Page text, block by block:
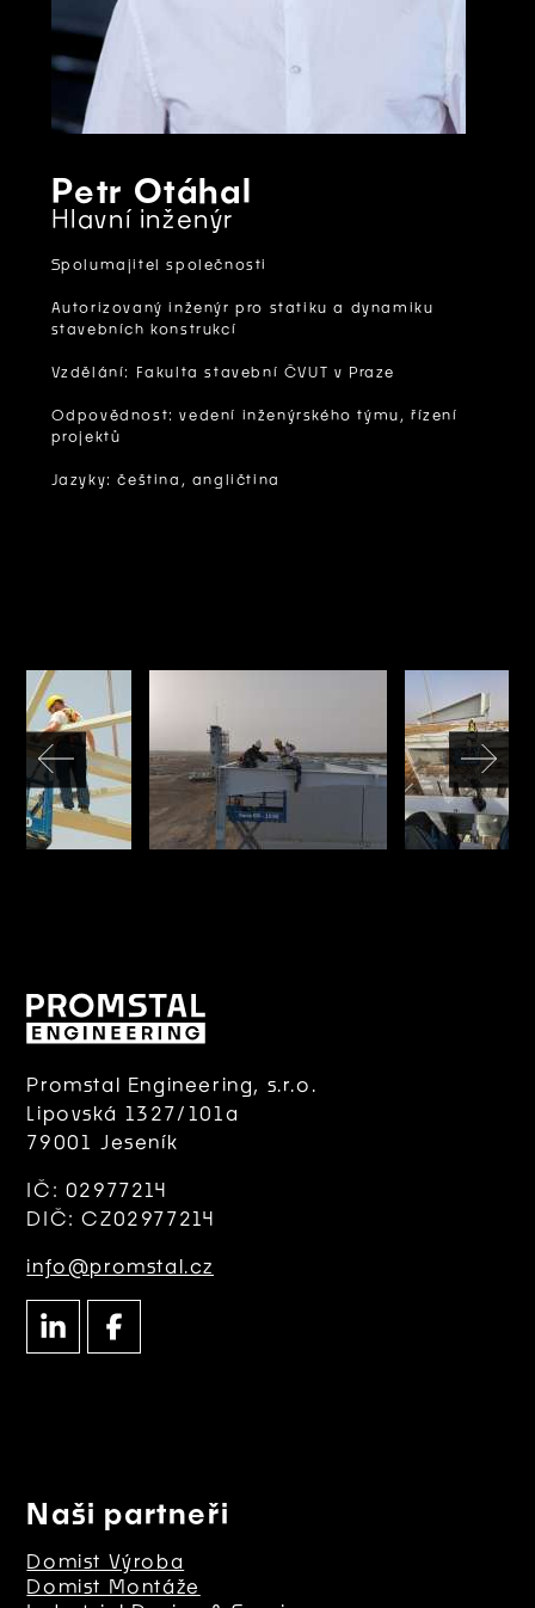
Petr Otáhal
Hlavní inženýr
Spolumajitel společnosti
Autorizovaný inženýr pro statiku a dynamiku
stavebních konstrukcí
Vzdělání: Fakulta stavební ČVUT v Praze
Odpovědnost: vedení inženýrského týmu, řízení
projektů
Jazyky: čeština, angličtina
Promstal Engineering, s.r.o.
Lipovská 1327/101a
79001 Jeseník
IČ: 02977214
DIČ: CZ02977214
info@promstal.cz
Naši partneři
Domist Výroba
Domist Montáže